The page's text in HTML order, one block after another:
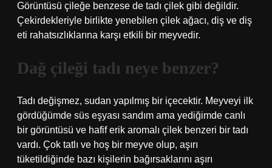
Görüntüsü çileğe benzese de tadı çilek gibi değildir.
Çekirdekleriyle birlikte yenebilen çilek ağacı, diş ve diş
eti rahatsızlıklarına karşı etkili bir meyvedir.
Dağ çileği tadı neye benzer?
Tadı değişmez, sudan yapılmış bir içecektir. Meyveyi ilk
gördüğümde süs eşyası sandım ama yediğimde canlı
bir görüntüsü ve hafif erik aromalı çilek benzeri bir tadı
vardı. Çok tatlı ve hoş bir meyve olup, aşırı
tüketildiğinde bazı kişilerin bağırsaklarını aşırı